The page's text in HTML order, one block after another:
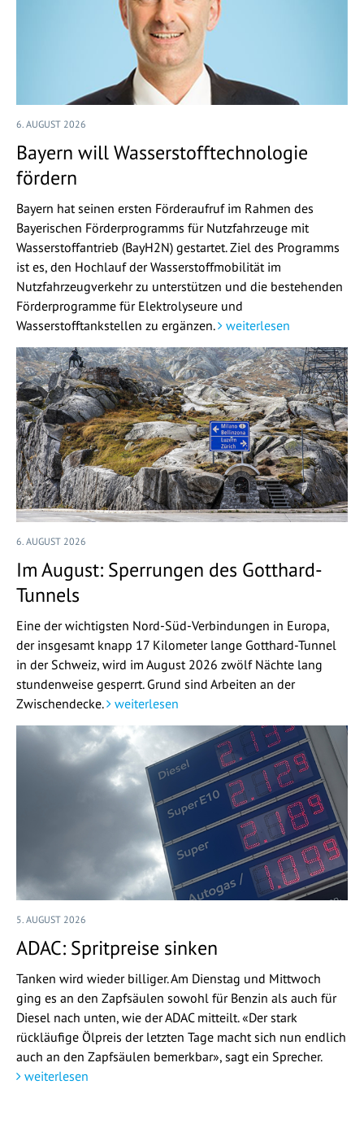
6. AUGUST 2026
Bayern will Wasserstofftechnologie
fördern
Bayern hat seinen ersten Förderaufruf im Rahmen des
Bayerischen Förderprogramms für Nutzfahrzeuge mit
Wasserstoffantrieb (BayH2N) gestartet. Ziel des Programms
ist es, den Hochlauf der Wasserstoffmobilität im
Nutzfahrzeugverkehr zu unterstützen und die bestehenden
Förderprogramme für Elektrolyseure und
Wasserstofftankstellen zu ergänzen.
weiterlesen
6. AUGUST 2026
Im August: Sperrungen des Gotthard-
Tunnels
Eine der wichtigsten Nord-Süd-Verbindungen in Europa,
der insgesamt knapp 17 Kilometer lange Gotthard-Tunnel
in der Schweiz, wird im August 2026 zwölf Nächte lang
stundenweise gesperrt. Grund sind Arbeiten an der
Zwischendecke.
weiterlesen
5. AUGUST 2026
ADAC: Spritpreise sinken
Tanken wird wieder billiger. Am Dienstag und Mittwoch
ging es an den Zapfsäulen sowohl für Benzin als auch für
Diesel nach unten, wie der ADAC mitteilt. «Der stark
rückläufige Ölpreis der letzten Tage macht sich nun endlich
auch an den Zapfsäulen bemerkbar», sagt ein Sprecher.
weiterlesen